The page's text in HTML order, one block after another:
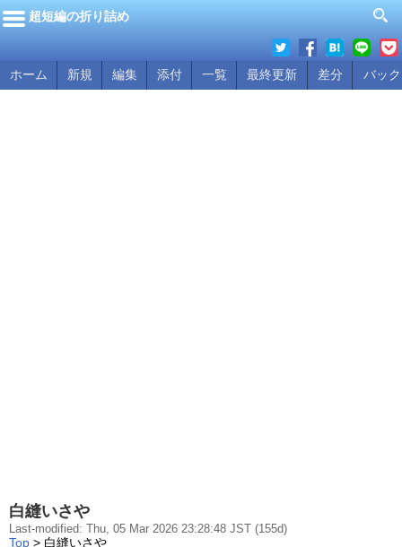
超短編の折り詰め
ホーム 新規 編集 添付 一覧 最終更新 差分 バッ
白縫いさや
Last-modified: Thu, 05 Mar 2026 23:28:48 JST (155d)
Top > 白縫いさや